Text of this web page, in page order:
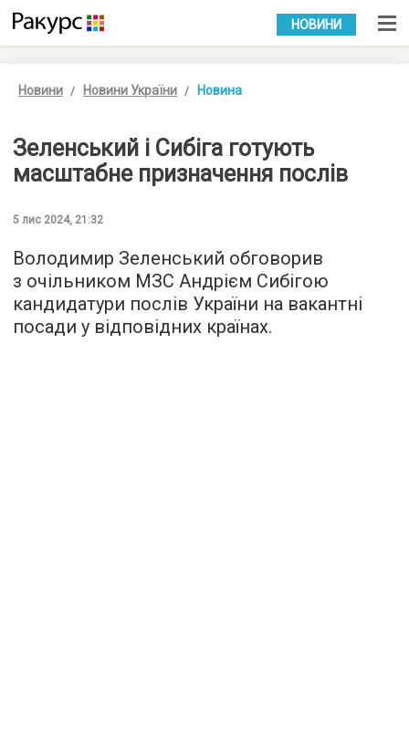
УКР РУС
НОВИНИ
Новини Новини України Новина
Зеленський і Сибіга готують
масштабне призначення послів
5 лис 2024, 21:32
Володимир Зеленський обговорив
з очільником МЗС Андрієм Сибігою
кандидатури послів України на вакантні
посади у відповідних країнах.